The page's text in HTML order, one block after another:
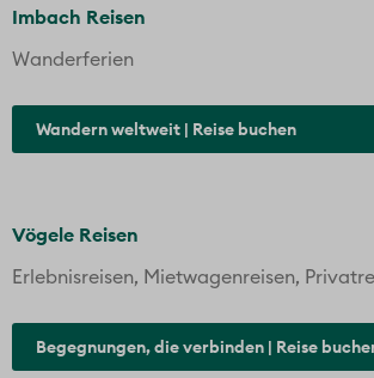
Imbach Reisen
Wanderferien
Wandern weltweit | Reise buchen
Vögele Reisen
Erlebnisreisen, Mietwagenreisen,
Begegnungen, die verbinden | Reise